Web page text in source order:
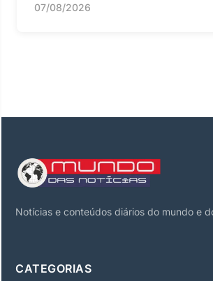
07/08/2026
Notícias e conteúdos diários do mundo e
CATEGORIAS